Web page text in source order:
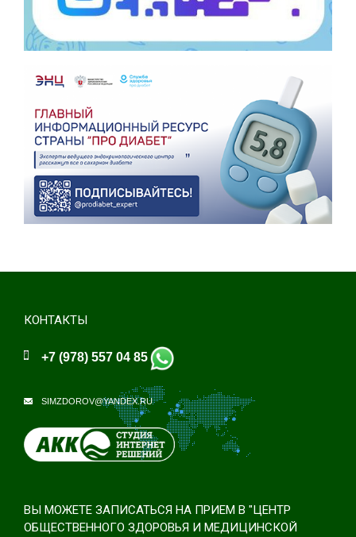
КОНТАКТЫ
+7 (978) 557 04 85
SIMZDOROV@YANDEX.RU
ВЫ МОЖЕТЕ ЗАПИСАТЬСЯ НА ПРИЕМ В "ЦЕНТР
ОБЩЕСТВЕННОГО ЗДОРОВЬЯ И МЕДИЦИНСКОЙ